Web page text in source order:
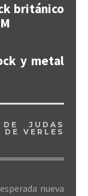
británico
y metal
JUDAS
VERLES
nueva